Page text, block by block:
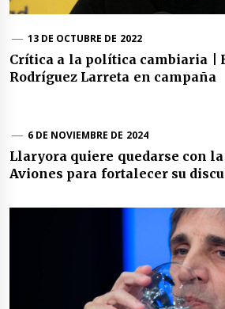
13 DE OCTUBRE DE 2022
Crítica a la política cambiaria |
Rodríguez Larreta en campaña
6 DE NOVIEMBRE DE 2024
Llaryora quiere quedarse con la
Aviones para fortalecer su